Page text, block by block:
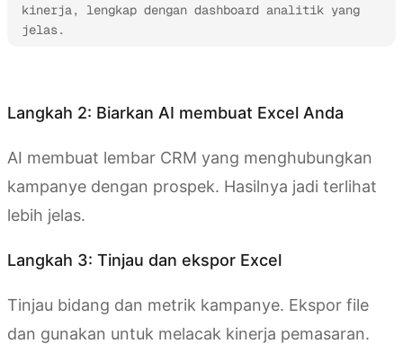
kinerja, lengkap dengan dashboard analitik yang
jelas.
Langkah 2: Biarkan AI membuat Excel Anda
AI membuat lembar CRM yang menghubungkan
kampanye dengan prospek. Hasilnya jadi terlihat
lebih jelas.
Langkah 3: Tinjau dan ekspor Excel
Tinjau bidang dan metrik kampanye. Ekspor file
dan gunakan untuk melacak kinerja pemasaran.